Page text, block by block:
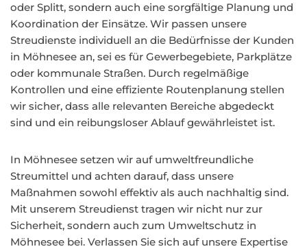
oder Splitt, sondern auch eine sorgfältige Planung und
Koordination der Einsätze. Wir passen unsere
Streudienste individuell an die Bedürfnisse der Kunden
in Möhnesee an, sei es für Gewerbegebiete, Parkplätze
oder kommunale Straßen. Durch regelmäßige
Kontrollen und eine effiziente Routenplanung stellen
wir sicher, dass alle relevanten Bereiche abgedeckt
sind und ein reibungsloser Ablauf gewährleistet ist.
In Möhnesee setzen wir auf umweltfreundliche
Streumittel und achten darauf, dass unsere
Maßnahmen sowohl effektiv als auch nachhaltig sind.
Mit unserem Streudienst tragen wir nicht nur zur
Sicherheit, sondern auch zum Umweltschutz in
Möhnesee bei. Verlassen Sie sich auf unsere Expertise